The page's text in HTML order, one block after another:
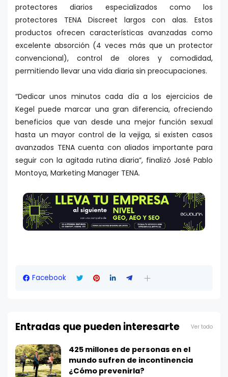
protectores diarios especializados como los
protectores TENA Discreet largos con alas. Estos
productos ofrecen características avanzadas como
excelente absorción (4 veces más que un protector
convencional), control de olores y comodidad,
permitiendo llevar una vida diaria sin preocupaciones.
“Dedicar unos minutos cada día a los ejercicios de
Kegel puede marcar una gran diferencia, ofreciendo
beneficios que van desde una mejor función sexual
hasta un mayor control de la vejiga, si existen casos
avanzados TENA cuenta con aliados importante para
seguir con la agitada rutina diaria”, finalizó José Pablo
Montoya, Marketing Manager TENA.
Facebook
Entradas que pueden interesarte Ver todo
425 millones de personas en el
mundo sufren de incontinencia
¿Cómo prevenirla?